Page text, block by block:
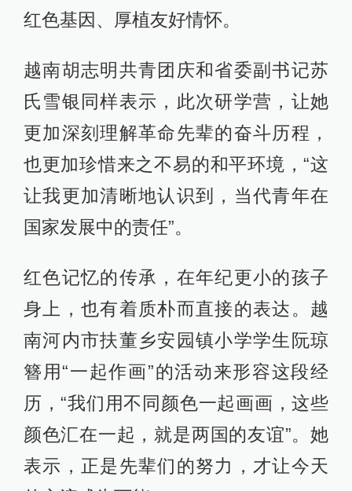
红色基因、厚植友好情怀。
越南胡志明共青团庆和省委副书记苏
氏雪银同样表示，此次研学营，让她
更加深刻理解革命先辈的奋斗历程，
也更加珍惜来之不易的和平环境，“这
让我更加清晰地认识到，当代青年在
国家发展中的责任”。
红色记忆的传承，在年纪更小的孩子
身上，也有着质朴而直接的表达。越
南河内市扶董乡安园镇小学学生阮琼
簪用“一起作画”的活动来形容这段经
历，“我们用不同颜色一起画画，这些
颜色汇在一起，就是两国的友谊”。她
表示，正是先辈们的努力，才让今天